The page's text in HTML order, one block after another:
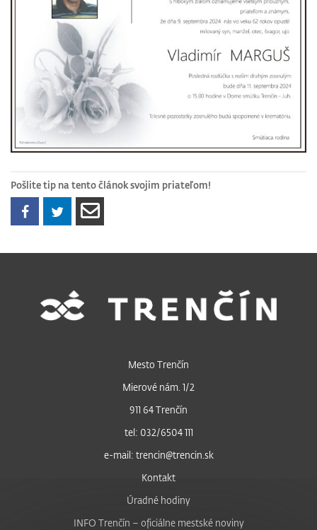
Pošlite tip na tento článok svojim priateľom!
Mesto Trenčín
Mierové nám. 1/2
911 64 Trenčín
tel: 032/6504 111
e-mail: trencin@trencin.sk
Kontakt
Úradné hodiny
INFO Trenčín – oficiálne mestské noviny